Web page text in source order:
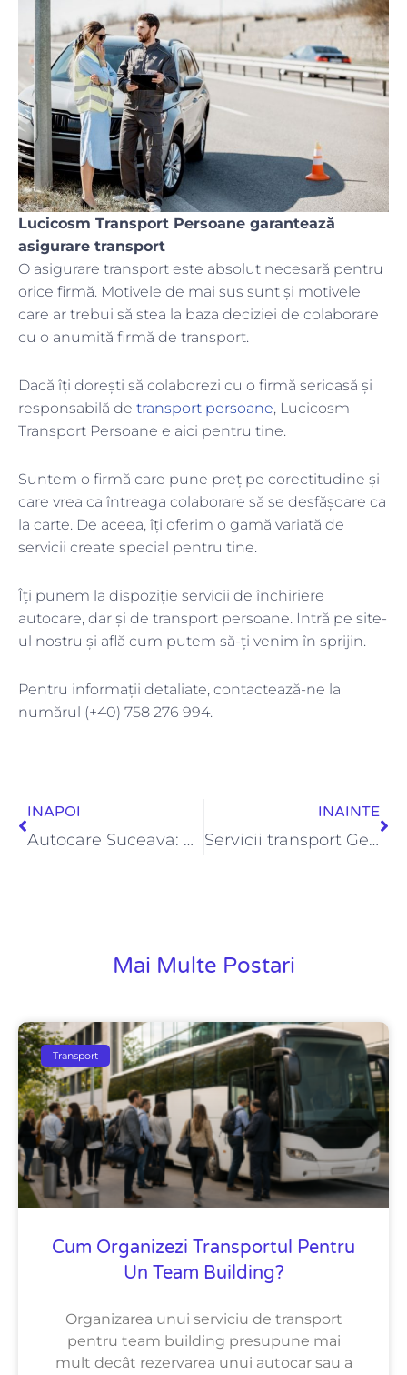
Lucicosm Transport Persoane garantează
asigurare transport
O asigurare transport este absolut necesară pentru
orice firmă. Motivele de mai sus sunt și motivele
care ar trebui să stea la baza deciziei de colaborare
cu o anumită firmă de transport.
Dacă îți dorești să colaborezi cu o firmă serioasă și
responsabilă de transport persoane, Lucicosm
Transport Persoane e aici pentru tine.
Suntem o firmă care pune preț pe corectitudine și
care vrea ca întreaga colaborare să se desfășoare ca
la carte. De aceea, îți oferim o gamă variată de
servicii create special pentru tine.
Îți punem la dispoziție servicii de închiriere
autocare, dar și de transport persoane. Intră pe site-
ul nostru și află cum putem să-ți venim în sprijin.
Pentru informații detaliate, contactează-ne la
numărul (+40) 758 276 994.
INAPOI
Autocare Suceava: De ce e mai avantajoasă calatoria cu autocarul
INAINTE
Servicii transport Germania sigure și punctuale
Mai Multe Postari
Transport
Cum Organizezi Transportul Pentru
Un Team Building?
Organizarea unui serviciu de transport
pentru team building presupune mai
mult decât rezervarea unui autocar sau a